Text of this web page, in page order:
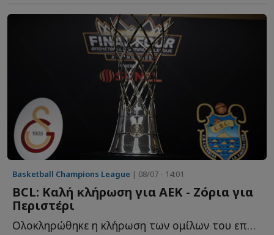
Basketball Champions League | 08/07 - 14:01
BCL: Καλή κλήρωση για ΑΕΚ - Ζόρια για
Περιστέρι
Ολοκληρώθηκε η κλήρωση των ομίλων του επόμενου BCL με τ...